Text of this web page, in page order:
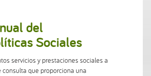
del
Sociales
servicios y prestaciones sociales a
que proporciona una